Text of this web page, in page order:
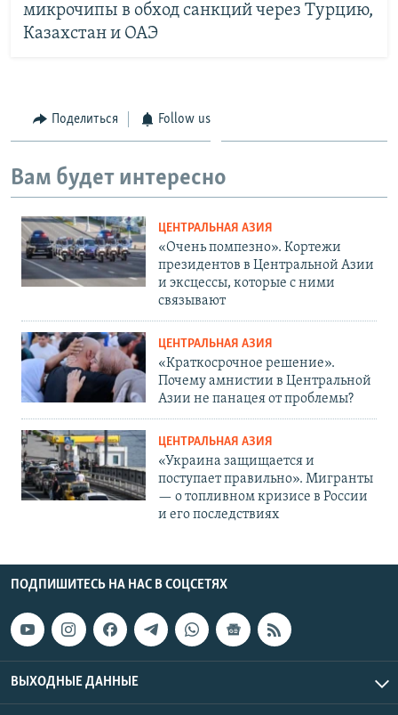
микрочипы в обход санкций через Турцию,
Казахстан и ОАЭ
Поделиться Follow us
Вам будет интересно
ЦЕНТРАЛЬНАЯ АЗИЯ
«Очень помпезно». Кортежи
президентов в Центральной Азии
и эксцессы, которые с ними
связывают
ЦЕНТРАЛЬНАЯ АЗИЯ
«Краткосрочное решение».
Почему амнистии в Центральной
Азии не панацея от проблемы?
ЦЕНТРАЛЬНАЯ АЗИЯ
«Украина защищается и
поступает правильно». Мигранты
— о топливном кризисе в России
и его последствиях
ПОДПИШИТЕСЬ НА НАС В СОЦСЕТЯХ
ВЫХОДНЫЕ ДАННЫЕ